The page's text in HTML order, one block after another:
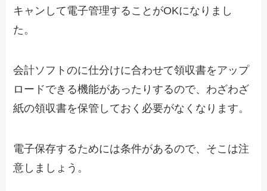
キャンして電子管理することがOKになりまし
た。
会計ソフトのに仕分けに合わせて領収書をアップ
ロードできる機能があったりするので、わざわざ
紙の領収書を保管しておく必要がなくなります。
電子保存するためには条件があるので、そこは注
意しましょう。